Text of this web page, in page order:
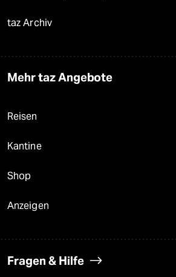
taz Archiv
Mehr taz Angebote
Reisen
Kantine
Shop
Anzeigen
Fragen & Hilfe